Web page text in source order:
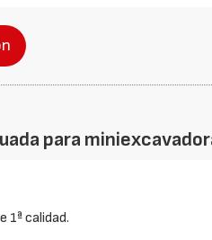
para
1ª calidad.